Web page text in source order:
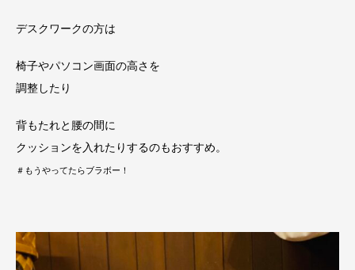
デスクワークの方は
椅子やパソコン画面の高さを
調整したり
背もたれと腰の間に
クッションを入れたりするのもおすすめ。
＃もうやってたらブラボー！